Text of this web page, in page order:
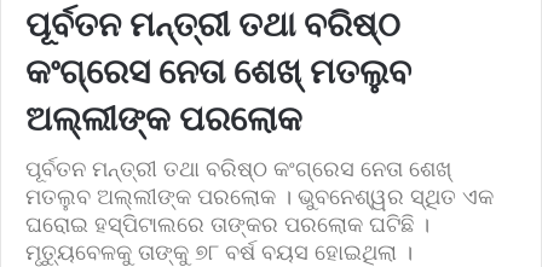
ପୂର୍ବତନ ମନ୍ତ୍ରୀ ତଥା ବରିଷ୍ଠ
କଂଗ୍ରେସ ନେତା ଶେଖ୍ ମତଲୁବ
ଅଲ୍ଲୀଙ୍କ ପରଲୋକ
ପୂର୍ବତନ ମନ୍ତ୍ରୀ ତଥା ବରିଷ୍ଠ କଂଗ୍ରେସ ନେତା ଶେଖ୍
ମତଲୁବ ଅଲ୍ଲୀଙ୍କ ପରଲୋକ । ଭୁବନେଶ୍ୱର ସ୍ଥିତ ଏକ
ଘରୋଇ ହସ୍ପିଟାଲରେ ତାଙ୍କର ପରଲୋକ ଘଟିଛି ।
ମୃତ୍ୟୁବେଳକୁ ତାଙ୍କୁ ୭୮ ବର୍ଷ ବୟସ ହୋଇଥିଲା ।